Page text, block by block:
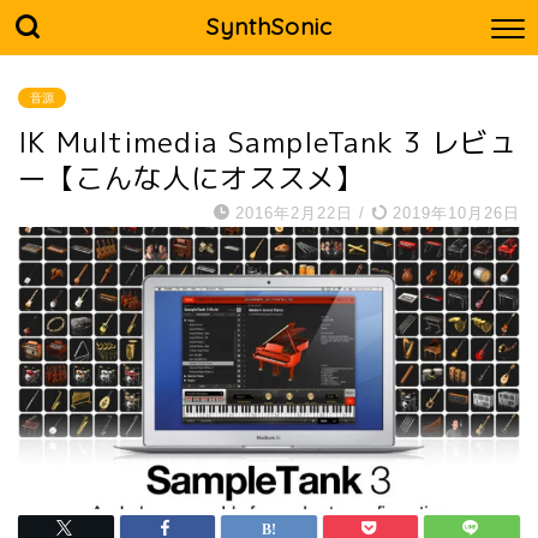
SynthSonic
音源
IK Multimedia SampleTank 3 レビュ
ー【こんな人にオススメ】
2016年2月22日 / 2019年10月26日